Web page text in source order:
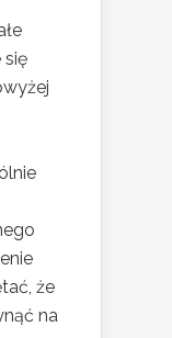
się
że
na